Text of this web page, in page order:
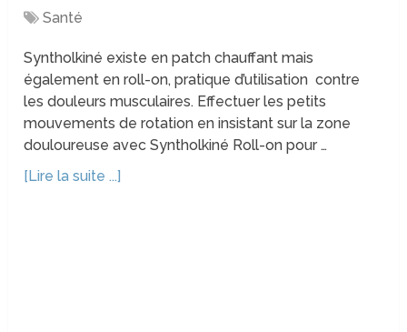
Santé
Syntholkiné existe en patch chauffant mais
également en roll-on, pratique d’utilisation contre
les douleurs musculaires. Effectuer les petits
mouvements de rotation en insistant sur la zone
douloureuse avec Syntholkiné Roll-on pour …
[Lire la suite ...]